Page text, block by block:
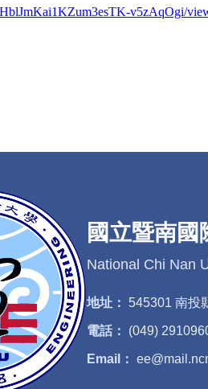
v5zAqOgi/
國立暨南
National Chi Nan
地址： 545301 南投
電話： (049)
Email：